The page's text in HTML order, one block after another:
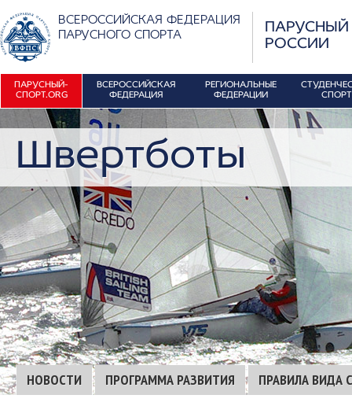
ВСЕРОССИЙСКАЯ ФЕДЕРАЦИЯ
ПАРУСНОГО СПОРТА
ПАРУСНЫЙ
РОССИИ
ПАРУСНЫЙ-
СПОРТ.ORG
ВСЕРОССИЙСКАЯ
ФЕДЕРАЦИЯ
РЕГИОНАЛЬНЫЕ
ФЕДЕРАЦИИ
СПОРТ
Швертботы
НОВОСТИ ПРОГРАММА РАЗВИТИЯ ПРАВИЛА ВИДА